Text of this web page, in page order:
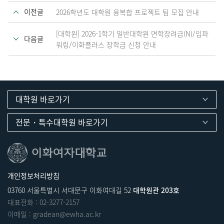
이전글 2026학년도 대학원 융복합 프로젝트 팀 모집 안내
다음글
[대학원] 2026-1학기 일반대학원 면학장려금(N)/임파
워링/이화플러스 장학금 신청 안내
대학원 바로가기
전문・특수대학원 바로가기
개인정보처리방침
03760 서울특별시 서대문구 이화여대길 52 대학원관 203호
대표전화 : 02-3277-2157
이메일 : gradean@ewha.ac.kr